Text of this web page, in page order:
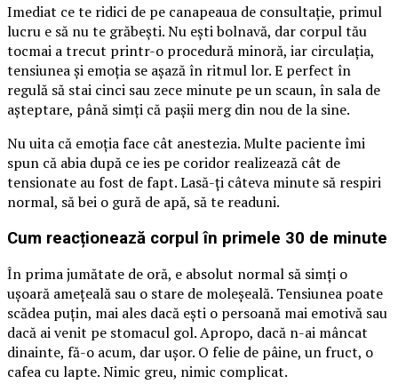
Imediat ce te ridici de pe canapeaua de consultație, primul
lucru e să nu te grăbești. Nu ești bolnavă, dar corpul tău
tocmai a trecut printr-o procedură minoră, iar circulația,
tensiunea și emoția se așază în ritmul lor. E perfect în
regulă să stai cinci sau zece minute pe un scaun, în sala de
așteptare, până simți că pașii merg din nou de la sine.
Nu uita că emoția face cât anestezia. Multe paciente îmi
spun că abia după ce ies pe coridor realizează cât de
tensionate au fost de fapt. Lasă-ți câteva minute să respiri
normal, să bei o gură de apă, să te readuni.
Cum reacționează corpul în primele 30 de minute
În prima jumătate de oră, e absolut normal să simți o
ușoară amețeală sau o stare de moleșeală. Tensiunea poate
scădea puțin, mai ales dacă ești o persoană mai emotivă sau
dacă ai venit pe stomacul gol. Apropo, dacă n-ai mâncat
dinainte, fă-o acum, dar ușor. O felie de pâine, un fruct, o
cafea cu lapte. Nimic greu, nimic complicat.